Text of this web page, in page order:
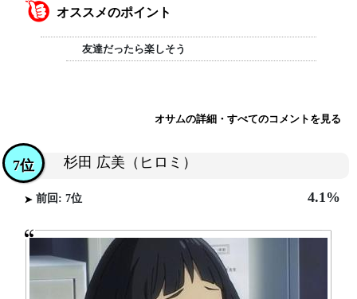
オススメのポイント
友達だったら楽しそう
オサムの詳細・すべてのコメントを見る
杉田 広美（ヒロミ）
7位
前回: 7位 4.1%